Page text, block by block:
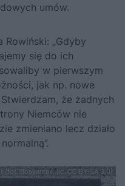
umów.
Rowiński: „Gdyby
się do ich
w pierwszym
jak np. nowe
że żadnych
Niemców nie
zmieniano lecz działo
Bosyantek, lic. CC BY-SA 3.0)